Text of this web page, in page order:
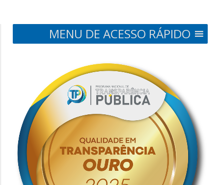
MENU DE ACESSO RÁPIDO